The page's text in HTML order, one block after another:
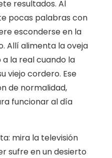
resultados. Al
pocas palabras con
esconderse en la
Allí alimenta la oveja
la real cuando la
viejo cordero. Ese
de normalidad,
funcionar al día
mira la televisión
sufre en un desierto